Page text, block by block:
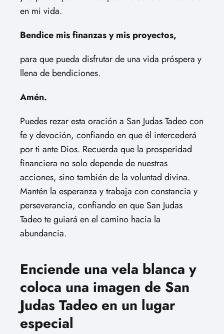
en mi vida.
Bendice mis finanzas y mis proyectos,
para que pueda disfrutar de una vida próspera y
llena de bendiciones.
Amén.
Puedes rezar esta oración a San Judas Tadeo con
fe y devoción, confiando en que él intercederá
por ti ante Dios. Recuerda que la prosperidad
financiera no solo depende de nuestras
acciones, sino también de la voluntad divina.
Mantén la esperanza y trabaja con constancia y
perseverancia, confiando en que San Judas
Tadeo te guiará en el camino hacia la
abundancia.
Enciende una vela blanca y
coloca una imagen de San
Judas Tadeo en un lugar
especial